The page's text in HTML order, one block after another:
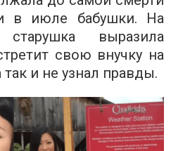
в июле бабушки. На
выразила
свою внучку на
и не узнал правды.